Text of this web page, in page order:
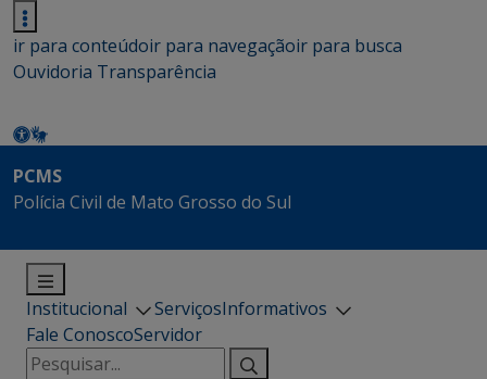
ir para conteúdoir para navegaçãoir para busca
Ouvidoria Transparência
PCMS
Polícia Civil de Mato Grosso do Sul
Institucional ServiçosInformativos
Fale ConoscoServidor
Pesquisar